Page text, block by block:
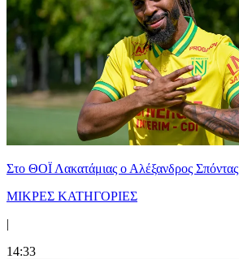
Στο ΘΟΪ Λακατάμιας ο Αλέξανδρος Σπόντας
ΜΙΚΡΕΣ ΚΑΤΗΓΟΡΙΕΣ
|
14:33